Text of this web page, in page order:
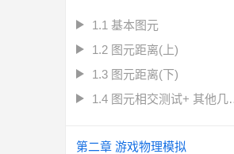
1.1 基本图元
1.2 图元距离(上)
1.3 图元距离(下)
1.4 图元
第二章 游戏物理模拟